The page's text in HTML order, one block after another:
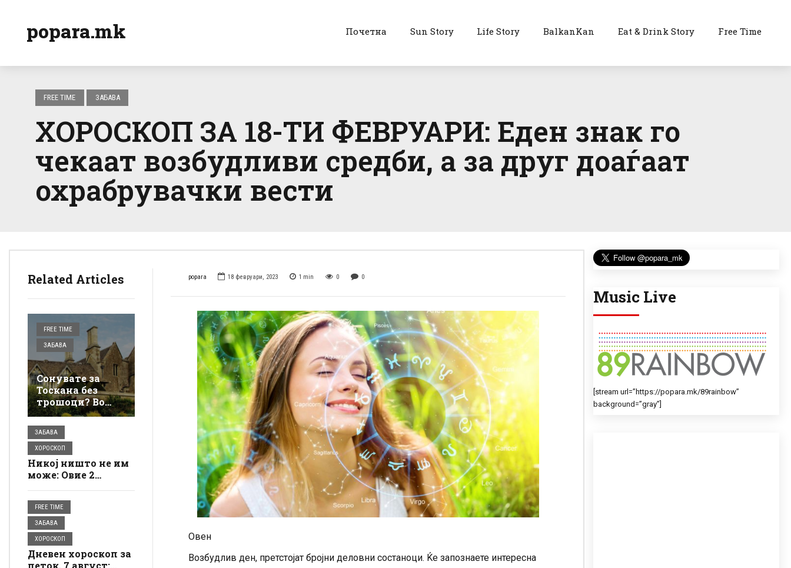
popara.mk Почетна Sun Story Life Story BalkanKan Eat & Drink Story Free Time
FREE TIME ЗАБАВА
ХОРОСКОП ЗА 18-ТИ ФЕВРУАРИ: Еден знак го
чекаат возбудливи средби, а за друг доаѓаат
охрабрувачки вести
Related Articles
FREE TIME
ЗАБАВА
Сонувате за
Тоскана без
трошоци? Во
италијанска
вила близу до
плажа има
бесплатно
сместување, а
условите се
ЗАБАВА
ХОРОСКОП
Никој ништо не им
може: Овие 2
ги чуваат ангели
FREE TIME
ЗАБАВА
ХОРОСКОП
Дневен хороскоп за
петок, 7 август:
popara 18 февруари, 2023 1 min 0 0
Овен
Возбудлив ден, претстојат бројни деловни состаноци. Ќе запознаете интересна
Music Live
[stream url=”https://popara.mk/89rainbow”
background=”gray”]